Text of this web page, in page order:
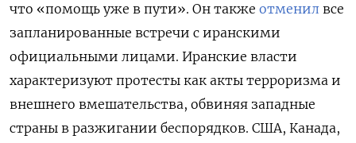
что «помощь уже в пути». Он также отменил все
запланированные встречи с иранскими
официальными лицами. Иранские власти
характеризуют протесты как акты терроризма и
внешнего вмешательства, обвиняя западные
страны в разжигании беспорядков. США, Канада,